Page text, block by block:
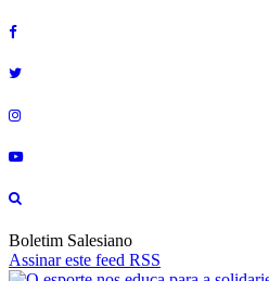
Boletim Salesiano
Assinar este feed RSS